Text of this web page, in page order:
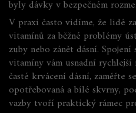
byly dávky v bezpečném
V praxi často vidíme, že lidé
vitamínů za běžné problémy
zuby nebo zánět dásní.
vitamíny vám usnadní
časté krvácení dásní, zaměřte
opotřebovaná a bílé skvrny,
vazby tvoří praktický rámec